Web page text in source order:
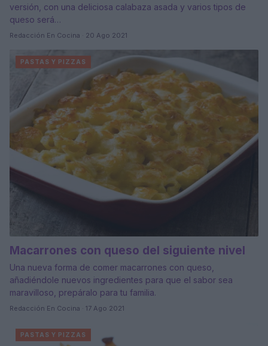
versión, con una deliciosa calabaza asada y varios tipos de
queso será…
Redacción En Cocina · 20 Ago 2021
PASTAS Y PIZZAS
Macarrones con queso del siguiente nivel
Una nueva forma de comer macarrones con queso,
añadiéndole nuevos ingredientes para que el sabor sea
maravilloso, prepáralo para tu familia.
Redacción En Cocina · 17 Ago 2021
PASTAS Y PIZZAS